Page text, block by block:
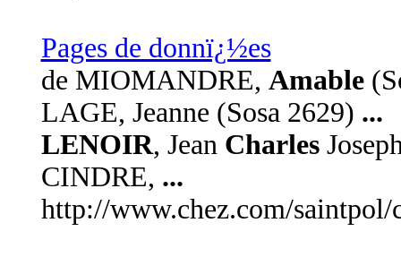
Pages de donnï¿½es
de MIOMANDRE, Amable
LAGE, Jeanne (Sosa 2629) ...
LENOIR, Jean Charles
CINDRE, ...
http://www.chez.com/